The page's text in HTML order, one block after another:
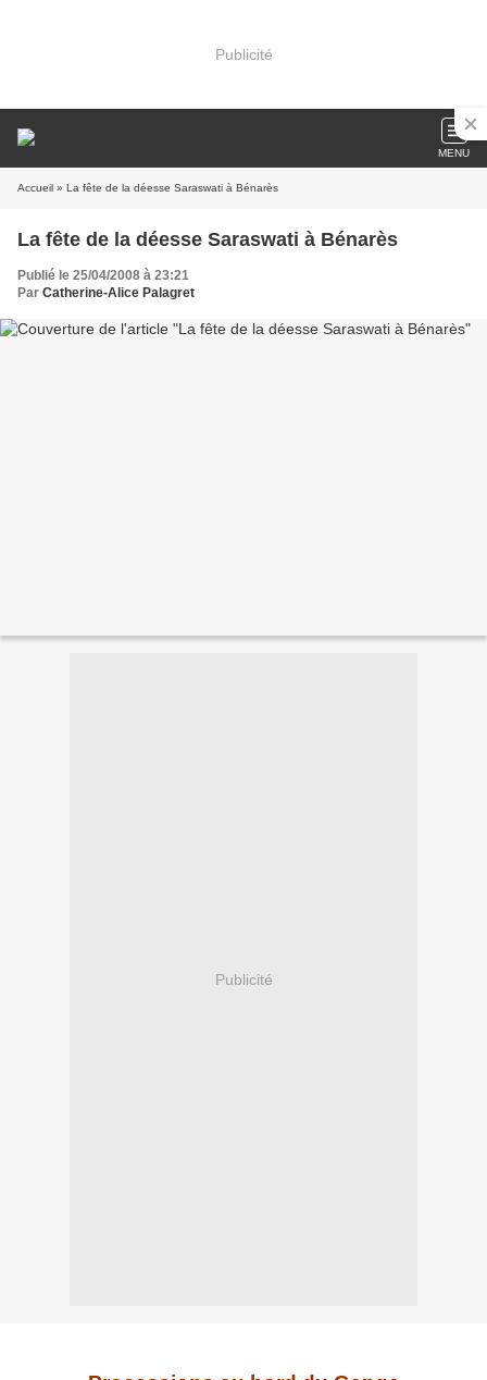
Publicité
MENU
Accueil » La fête de la déesse Saraswati à Bénarès
La fête de la déesse Saraswati à Bénarès
Publié le 25/04/2008 à 23:21
Par Catherine-Alice Palagret
Publicité